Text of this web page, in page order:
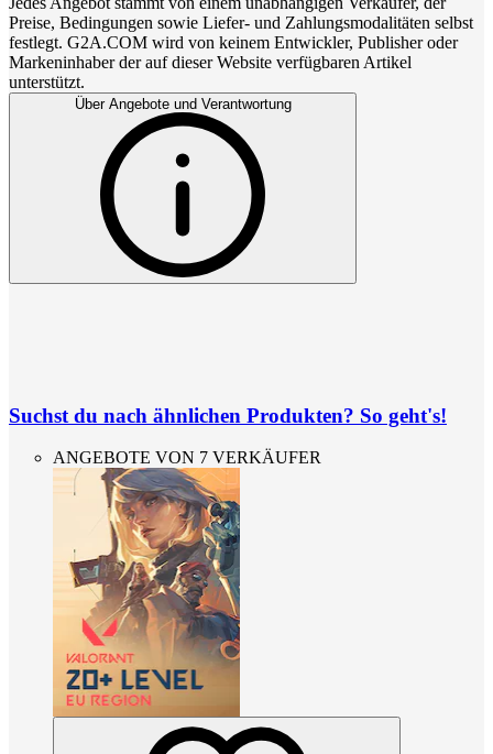
Preise, Bedingungen sowie Liefer- und Zahlungsmodalitäten selbst
festlegt. G2A.COM wird von keinem Entwickler, Publisher oder
Markeninhaber der auf dieser Website verfügbaren Artikel
unterstützt.
Über Angebote und Verantwortung
Suchst du nach ähnlichen Produkten? So geht's!
ANGEBOTE VON 7 VERKÄUFER